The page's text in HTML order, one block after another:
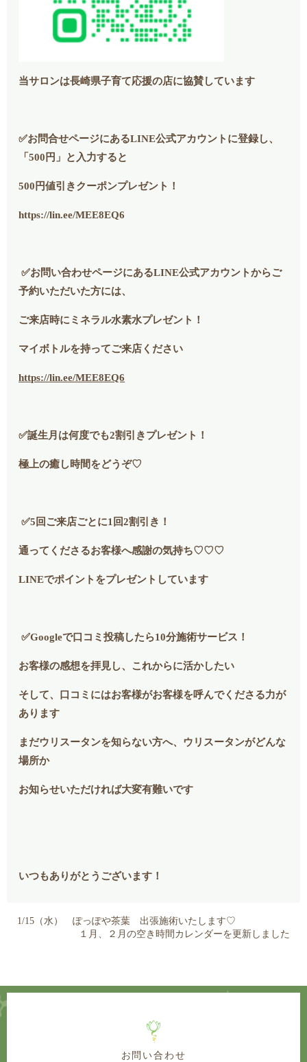
当サロンは長崎県子育て応援の店に協賛しています
✅お問合せページにあるLINE公式アカウントに登録し、
「500円」と入力すると
500円値引きクーポンプレゼント！
https://lin.ee/MEE8EQ6
✅お問い合わせページにあるLINE公式アカウントからご
予約いただいた方には、
ご来店時にミネラル水素水プレゼント！
マイボトルを持ってご来店ください
https://lin.ee/MEE8EQ6
✅誕生月は何度でも2割引きプレゼント！
極上の癒し時間をどうぞ♡
✅5回ご来店ごとに1回2割引き！
通ってくださるお客様へ感謝の気持ち♡♡♡
LINEでポイントをプレゼントしています
✅Googleで口コミ投稿したら10分施術サービス！
お客様の感想を拝見し、これからに活かしたい
そして、口コミにはお客様がお客様を呼んでくださる力が
あります
まだウリスータンを知らない方へ、ウリスータンがどんな
場所か
お知らせいただければ大変有難いです
いつもありがとうございます！
1/15（水） ぽっぽや茶葉 出張施術いたします♡
１月、２月の空き時間カレンダーを更新しました
お問い合わせ